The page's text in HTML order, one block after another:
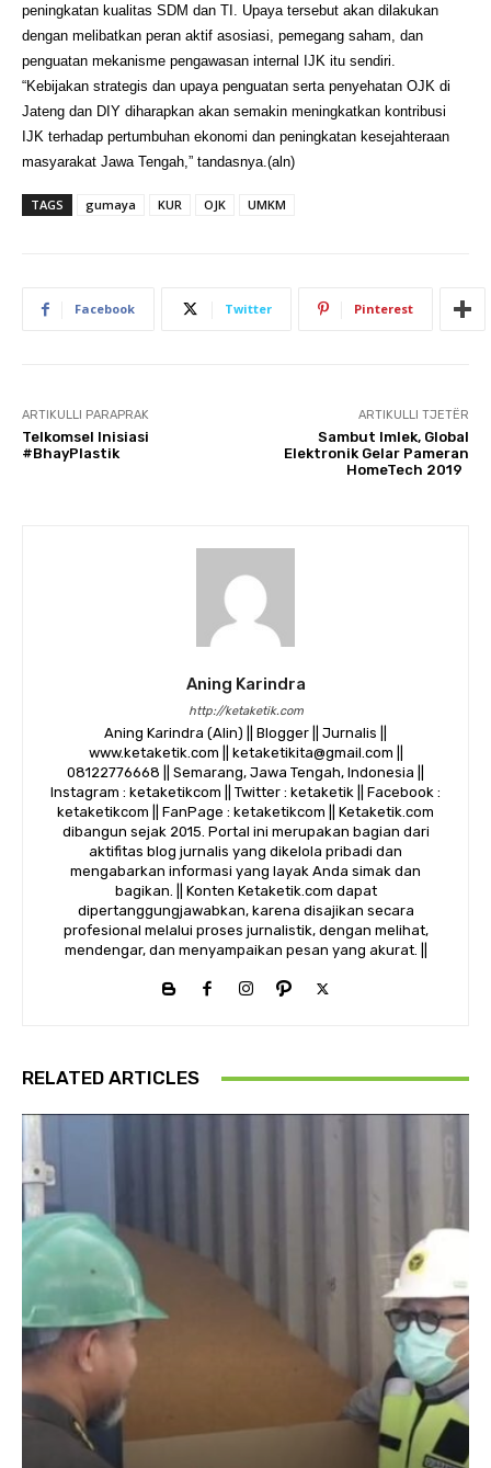
peningkatan kualitas SDM dan TI. Upaya tersebut akan dilakukan
dengan melibatkan peran aktif asosiasi, pemegang saham, dan
penguatan mekanisme pengawasan internal IJK itu sendiri.
“Kebijakan strategis dan upaya penguatan serta penyehatan OJK di
Jateng dan DIY diharapkan akan semakin meningkatkan kontribusi
IJK terhadap pertumbuhan ekonomi dan peningkatan kesejahteraan
masyarakat Jawa Tengah,” tandasnya.(aln)
TAGS gumaya KUR OJK UMKM
Facebook Twitter Pinterest
ARTIKULLI PARAPRAK
Telkomsel Inisiasi
#BhayPlastik
ARTIKULLI TJETËR
Sambut Imlek, Global
Elektronik Gelar Pameran
HomeTech 2019
Aning Karindra
http://ketaketik.com
Aning Karindra (Alin) || Blogger || Jurnalis ||
www.ketaketik.com || ketaketikita@gmail.com ||
08122776668 || Semarang, Jawa Tengah, Indonesia ||
Instagram : ketaketikcom || Twitter : ketaketik || Facebook :
ketaketikcom || FanPage : ketaketikcom || Ketaketik.com
dibangun sejak 2015. Portal ini merupakan bagian dari
aktifitas blog jurnalis yang dikelola pribadi dan
mengabarkan informasi yang layak Anda simak dan
bagikan. || Konten Ketaketik.com dapat
dipertanggungjawabkan, karena disajikan secara
profesional melalui proses jurnalistik, dengan melihat,
mendengar, dan menyampaikan pesan yang akurat. ||
RELATED ARTICLES